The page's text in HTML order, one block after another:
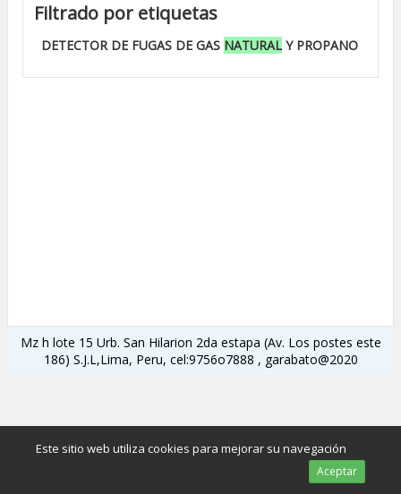
Filtrado por etiquetas
DETECTOR DE FUGAS DE GAS NATURAL Y PROPANO
Mz h lote 15 Urb. San Hilarion 2da estapa (Av. Los postes este
186) S.J.L,Lima, Peru, cel:9756o7888 , garabato@2020
Este sitio web utiliza cookies para mejorar su navegación
Aceptar